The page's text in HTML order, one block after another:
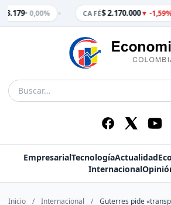
3.179• 0,00% CAFÉ$ 2.170.000▼ -1,59%
EmpresarialTecnologíaActualidad
Internacional
Inicio / Internacional /
Guterres pide